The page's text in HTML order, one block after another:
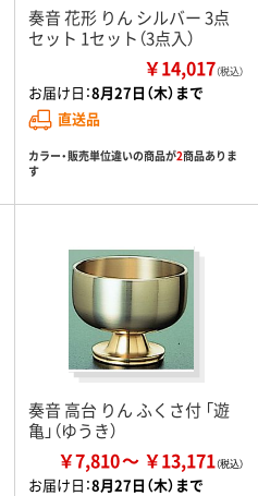
奏音 花形 りん シルバー 3点
セット 1セット（3点入）
￥14,017（税込）
お届け日：8月27日（木）まで
直送品
カラー・販売単位違いの商品が2商品ありま
す
奏音 高台 りん ふくさ付 「遊
亀」（ゆうき）
￥7,810 ￥13,171
お届け日：8月27日（木）まで